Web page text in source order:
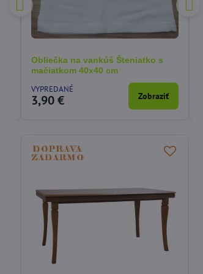
Obliečka na vankúš SPIDER-MANN
40x40 cm
SKLADOM
3,90 € Do košíka